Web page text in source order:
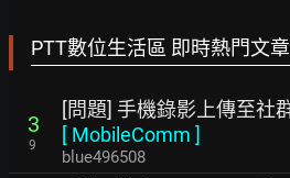
PTT數位生活區 即時熱門文章
3
9
[問題] 手機錄影上傳至社
[ MobileComm ]
blue496508